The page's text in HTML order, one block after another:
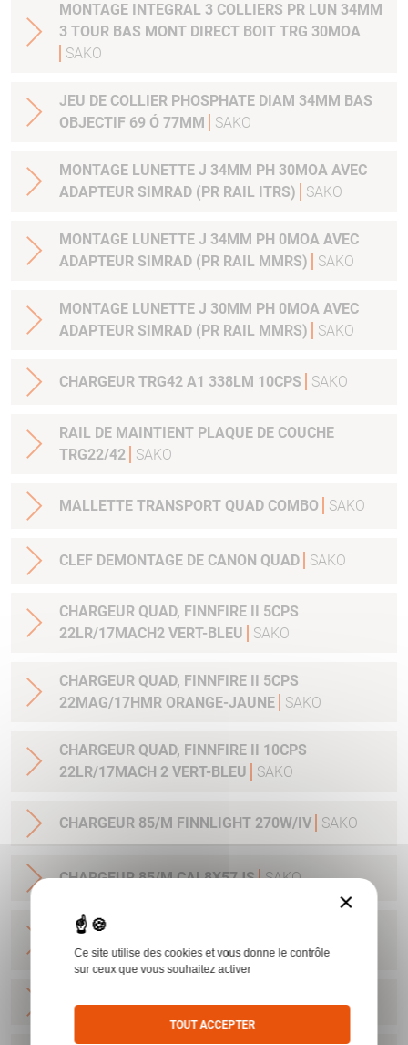
MONTAGE INTEGRAL 3 COLLIERS PR LUN 34MM
3 TOUR BAS MONT DIRECT BOIT TRG 30MOA
SAKO
JEU DE COLLIER PHOSPHATE DIAM 34MM BAS
OBJECTIF 69 Ó 77MM
SAKO
MONTAGE LUNETTE J 34MM PH 30MOA AVEC
ADAPTEUR SIMRAD (PR RAIL ITRS)
SAKO
MONTAGE LUNETTE J 34MM PH 0MOA AVEC
ADAPTEUR SIMRAD (PR RAIL MMRS)
SAKO
MONTAGE LUNETTE J 30MM PH 0MOA AVEC
ADAPTEUR SIMRAD (PR RAIL MMRS)
SAKO
CHARGEUR TRG42 A1 338LM 10CPS SAKO
RAIL DE MAINTIENT PLAQUE DE COUCHE
TRG22/42
SAKO
MALLETTE TRANSPORT QUAD COMBO SAKO
CLEF DEMONTAGE DE CANON QUAD SAKO
CHARGEUR QUAD, FINNFIRE II 5CPS
22LR/17MACH2 VERT-BLEU
SAKO
CHARGEUR QUAD, FINNFIRE II 5CPS
22MAG/17HMR ORANGE-JAUNE
SAKO
CHARGEUR QUAD, FINNFIRE II 10CPS
22LR/17MACH 2 VERT-BLEU
SAKO
CHARGEUR 85/M FINNLIGHT 270W/IV SAKO
CHARGEUR 85/M CAL8X57JS SAKO
CHARGEUR SAKO 85L/ FINNLIGHT2/7RM-
300WIN 4CPS STAINLESS SAKO
CHARGEUR A7/S CAL 22-250 SAKO
×
Ce site utilise des cookies et vous donne le contrôle
sur ceux que vous souhaitez activer
TOUT ACCEPTER